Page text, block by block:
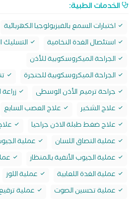
الخدمات الطبية:
اختبارات السمع بالفيزيولوجيا الكهربائية
استئصال الغدة النخامية
التسليك
الجراحة الميكروسكوبية للأذن
الجراحة الميكروسكوبية للحنجرة
جراحة ترميم الأذن الوسطى
علاج الشخير
علاج العصب السابع
علاج ضغط طبلة الاذن جراحيا
عملية التصاق اللسان
عملية
عملية الجيوب الأنفية بالمنظار
عملية الغدة اللعابية
عملية اللوز
عملية تحسين الصوت
عملية